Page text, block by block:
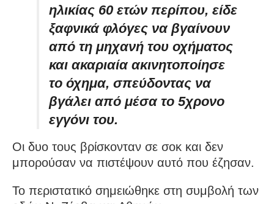
ηλικίας 60 ετών περίπου, είδε
ξαφνικά φλόγες να βγαίνουν
από τη μηχανή του οχήματος
και ακαριαία ακινητοποίησε
το όχημα, σπεύδοντας να
βγάλει από μέσα το 5χρονο
εγγόνι του.
Οι δυο τους βρίσκονταν σε σοκ και δεν
μπορούσαν να πιστέψουν αυτό που έζησαν.
Το περιστατικό σημειώθηκε στη συμβολή των